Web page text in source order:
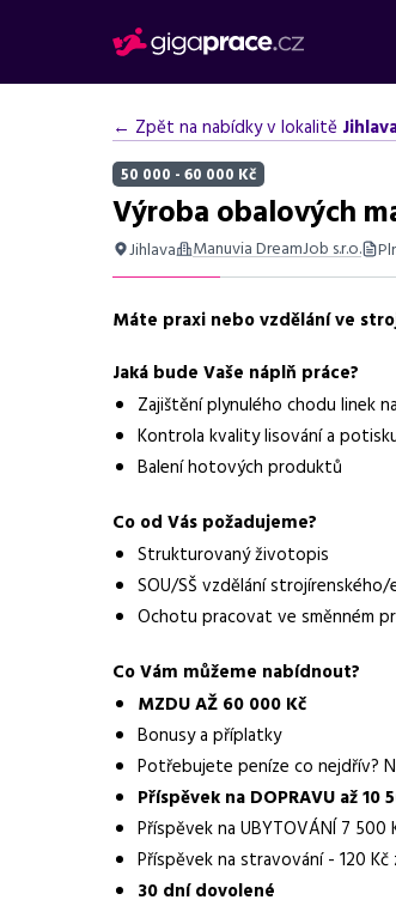
← Zpět na nabídky v lokalitě
50 000 - 60 000 Kč
Výroba obalových
Jihlava Manuvia DreamJob s.r.o.
Práce ve výrobě obalových
Základní informace
Pozice
Normalizovaná profese
Obor / skupina
Lokalita nabídky
Zaměstnavatel / agentura
Typ úvazku
Mzda
Forma práce
Vzdělání
Vhodné pro uchazeče z okolí
Máte praxi nebo vzdělání ve
Jaká bude Vaše náplň práce?
Zajištění plynulého chodu linek
Kontrola kvality lisování a
Balení hotových produktů
Co od Vás požadujeme?
Strukturovaný životopis
SOU/SŠ vzdělání
Ochotu pracovat ve směnném
Co Vám můžeme nabídnout?
MZDU AŽ 60 000 Kč
Bonusy a příplatky
Potřebujete peníze co nejdřív?
Příspěvek na DOPRAVU až
Příspěvek na UBYTOVÁNÍ 7
Příspěvek na stravování - 120
30 dní dovolené